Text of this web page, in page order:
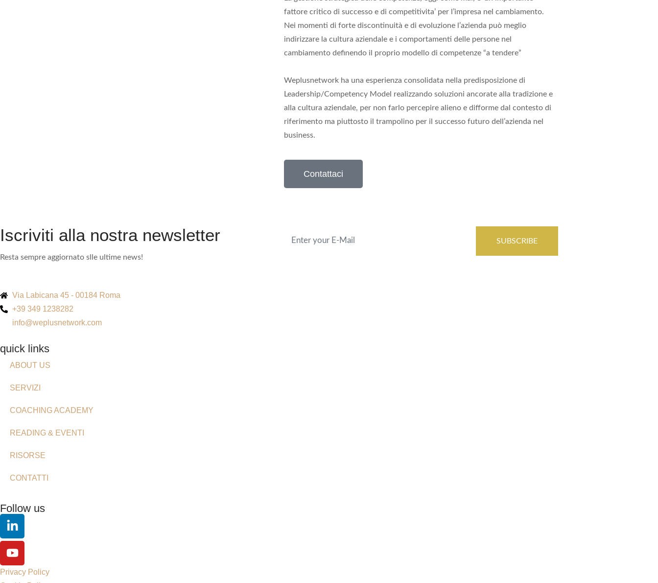
fattore critico di successo e di competitivita’ per l’impresa nel cambiamento.
Nei momenti di forte discontinuità e di evoluzione l’azienda può meglio
indirizzare la cultura aziendale e i comportamenti delle persone nel
cambiamento definendo il proprio modello di competenze “a tendere”
Weplusnetwork ha una esperienza consolidata nella predisposizione di
Leadership/Competency Model realizzando soluzioni ancorate alla tradizione e
alla cultura aziendale, per non farlo percepire alieno e difforme dal contesto di
riferimento ma piuttosto il trampolino per il successo futuro dell’azienda nel
business.
Contattaci
Iscriviti alla nostra newsletter
Resta sempre aggiornato slle ultime news!
SUBSCRIBE
Via Labicana 45 - 00184 Roma
+39 349 1238282
info@weplusnetwork.com
quick links
ABOUT US
SERVIZI
COACHING ACADEMY
READING & EVENTI
RISORSE
CONTATTI
Follow us
Privacy Policy